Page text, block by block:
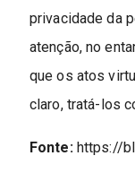
privacidade da
atenção, no
que os atos
claro, tratá-los
Fonte:https://